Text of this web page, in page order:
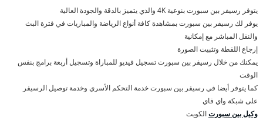
يتوفر رسيفر بين سبورت بنوعية 4K والذي يتميز بالدقة والجودة العالية
يوفر لك رسيفر بين سبورت بمشاهدة كافة أنواع الرياضة والمباريات في فترة البث
والنقل المباشر مع إمكانية
إرجاع اللقطة وتثبيت الصورة
يمكنك من خلال رسيفر بين سبورت تسجيل فيديو للمباراة وتسجيل أربعة برامج بنفس
الوقت
كما يتوفر أيضا في رسيفر بين سبورت خدمة التحكم الأسري وخدمة توصيل الرسيفر
على شبكة واي فاي
وكيل بين سبورتالكويت